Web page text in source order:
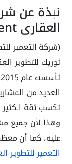
نبذة عن
العقاري Torec Development
(شركة التعمير
العديد من
تكسب ثقة الكثير
وهذا لأن جميع
عليه، كما أن
التعمير للتطوير